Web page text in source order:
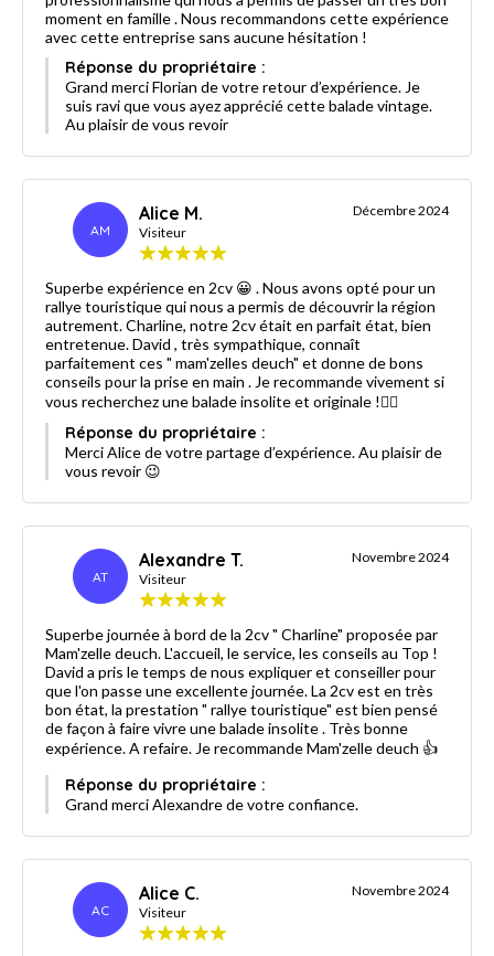
moment en famille . Nous recommandons cette expérience
avec cette entreprise sans aucune hésitation !
Réponse du propriétaire :
Grand merci Florian de votre retour d’expérience. Je
suis ravi que vous ayez apprécié cette balade vintage.
Au plaisir de vous revoir
AM
Alice M.
Visiteur
Décembre 2024
Superbe expérience en 2cv 😀 . Nous avons opté pour un
rallye touristique qui nous a permis de découvrir la région
autrement. Charline, notre 2cv était en parfait état, bien
entretenue. David , très sympathique, connaît
parfaitement ces " mam'zelles deuch" et donne de bons
conseils pour la prise en main . Je recommande vivement si
vous recherchez une balade insolite et originale !👌🏻
Réponse du propriétaire :
Merci Alice de votre partage d’expérience. Au plaisir de
vous revoir 😉
AT
Alexandre T.
Visiteur
Novembre 2024
Superbe journée à bord de la 2cv " Charline" proposée par
Mam'zelle deuch. L'accueil, le service, les conseils au Top !
David a pris le temps de nous expliquer et conseiller pour
que l'on passe une excellente journée. La 2cv est en très
bon état, la prestation " rallye touristique" est bien pensé
de façon à faire vivre une balade insolite . Très bonne
expérience. A refaire. Je recommande Mam'zelle deuch 👍
Réponse du propriétaire :
Grand merci Alexandre de votre confiance.
AC
Alice C.
Visiteur
Novembre 2024